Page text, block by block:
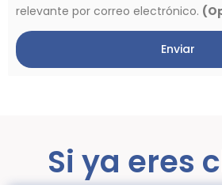
relevante por correo electrónico.
Enviar
Si ya eres